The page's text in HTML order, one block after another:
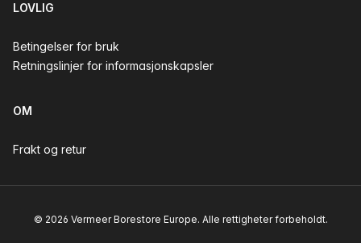
LOVLIG
Betingelser for bruk
Retningslinjer for informasjonskapsler
OM
Frakt og retur
© 2026 Vermeer Borestore Europe. Alle rettigheter forbeholdt.